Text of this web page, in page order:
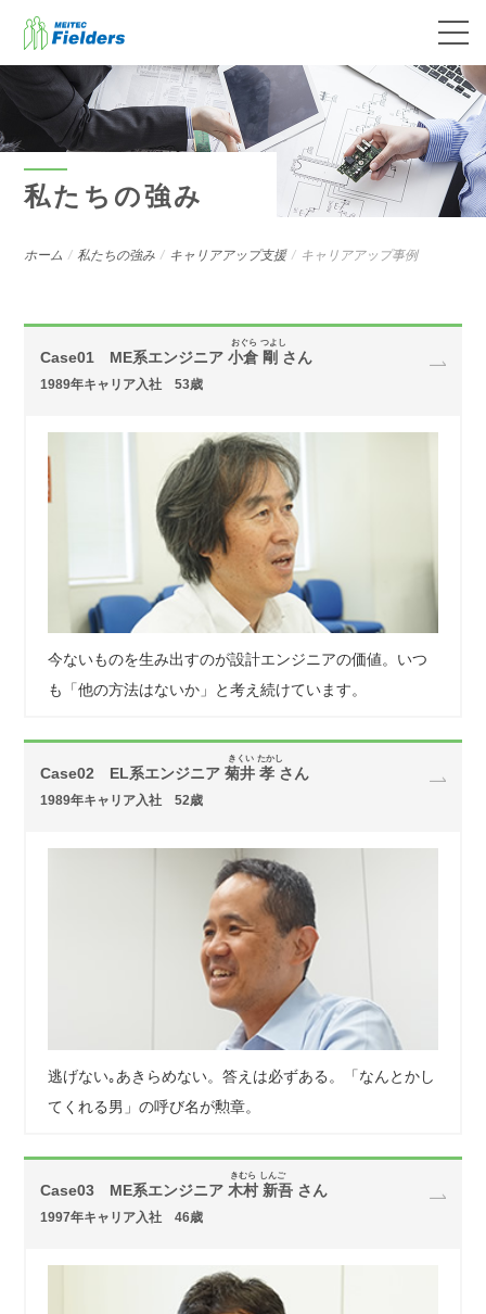
私たちの強み
ホーム 私たちの強み キャリアアップ支援 キャリアアップ事例
Case01 ME系エンジニア小倉 剛 さん
おぐら つよし
1989年キャリア入社 53歳
今ないものを生み出すのが設計エンジニアの価値。いつ
も「他の方法はないか」と考え続けています。
Case02 EL系エンジニア菊井 孝 さん
きくい たかし
1989年キャリア入社 52歳
逃げない｡あきらめない。答えは必ずある。「なんとかし
てくれる男」の呼び名が勲章。
Case03 ME系エンジニア木村 新吾 さん
きむら しんご
1997年キャリア入社 46歳